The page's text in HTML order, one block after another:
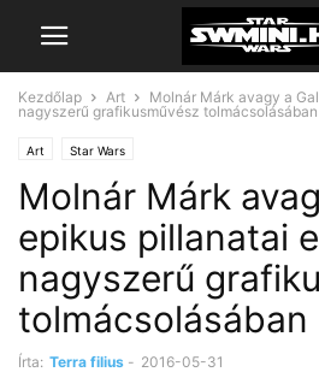
Kezdőlap Art
Molnár Márk avagy a
nagyszerű grafikusművész tolmácsolásában
Art Star Wars
Molnár Márk
epikus pillanatai
nagyszerű
tolmácsolásában
Írta: Terra filius - 2016-05-31